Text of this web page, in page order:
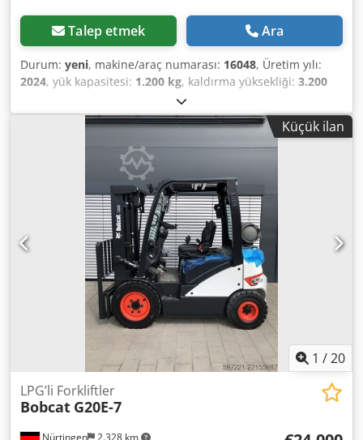
Talep etmek Ara
Durum: yeni, makine/araç numarası: 16048, Üretim yılı:
2024, yük kapasitesi: 1.200 kg, kaldırma yüksekliği: 3.200
, yakıt türü:
simpleks, inşaat yüksekliği:2.080 mm, batarya voltajı:24
1.150 mm, toplam ağırlık:576 kg,
5076939 Seri Numarası: OBWNL-002740 Dkedpjykc Rrjfx
Akajr Akü Özellikleri: 24V 60Ah
Küçük ilan
1 /20
Nürtingen 2.328 km
LPG’li Forkliftler
Bobcat G20E-7